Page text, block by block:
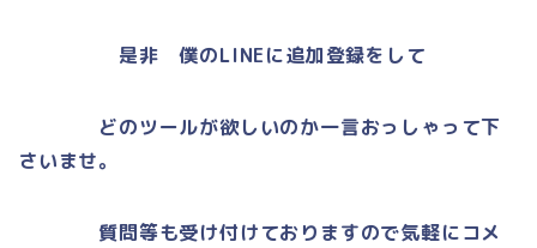
是非僕のLINEに追加登録をして
どのツールが欲しいのか一言おっしゃって下
さいませ。
質問等も受け付けておりますので気軽にコメ